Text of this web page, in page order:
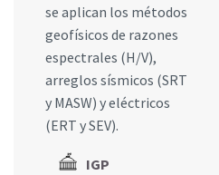
se aplican los métodos
geofísicos de razones
espectrales (H/V),
arreglos sísmicos (SRT
y MASW) y eléctricos
(ERT y SEV).
IGP